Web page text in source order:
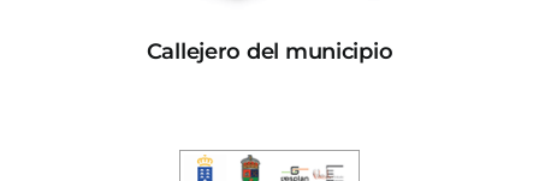
Callejero del municipio